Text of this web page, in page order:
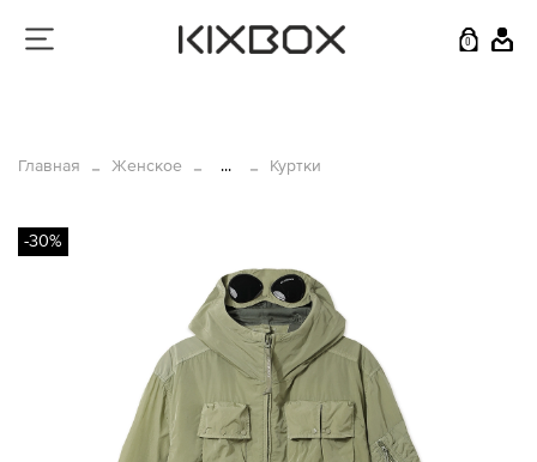
0
Главная Женское ... Куртки
-30%